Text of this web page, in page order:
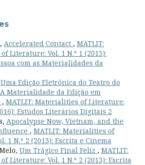
Accelerated Contact , MATLIT:
Literature: Vol. 1 N.º 1 (2013):
com as Materialidades da
Uma Edição Eletrónica do Teatro do
Materialidade da Edição em
, MATLIT: Materialities of Literature:
Estudos Literários Digitais 2
Apocalypse Now, Vietnam, and the
, MATLIT: Materialities of
1 N.º 2 (2013): Escrita e Cinema
Um Trágico Final Feliz , MATLIT:
Literature: Vol. 1 N.º 2 (2013): Escrita